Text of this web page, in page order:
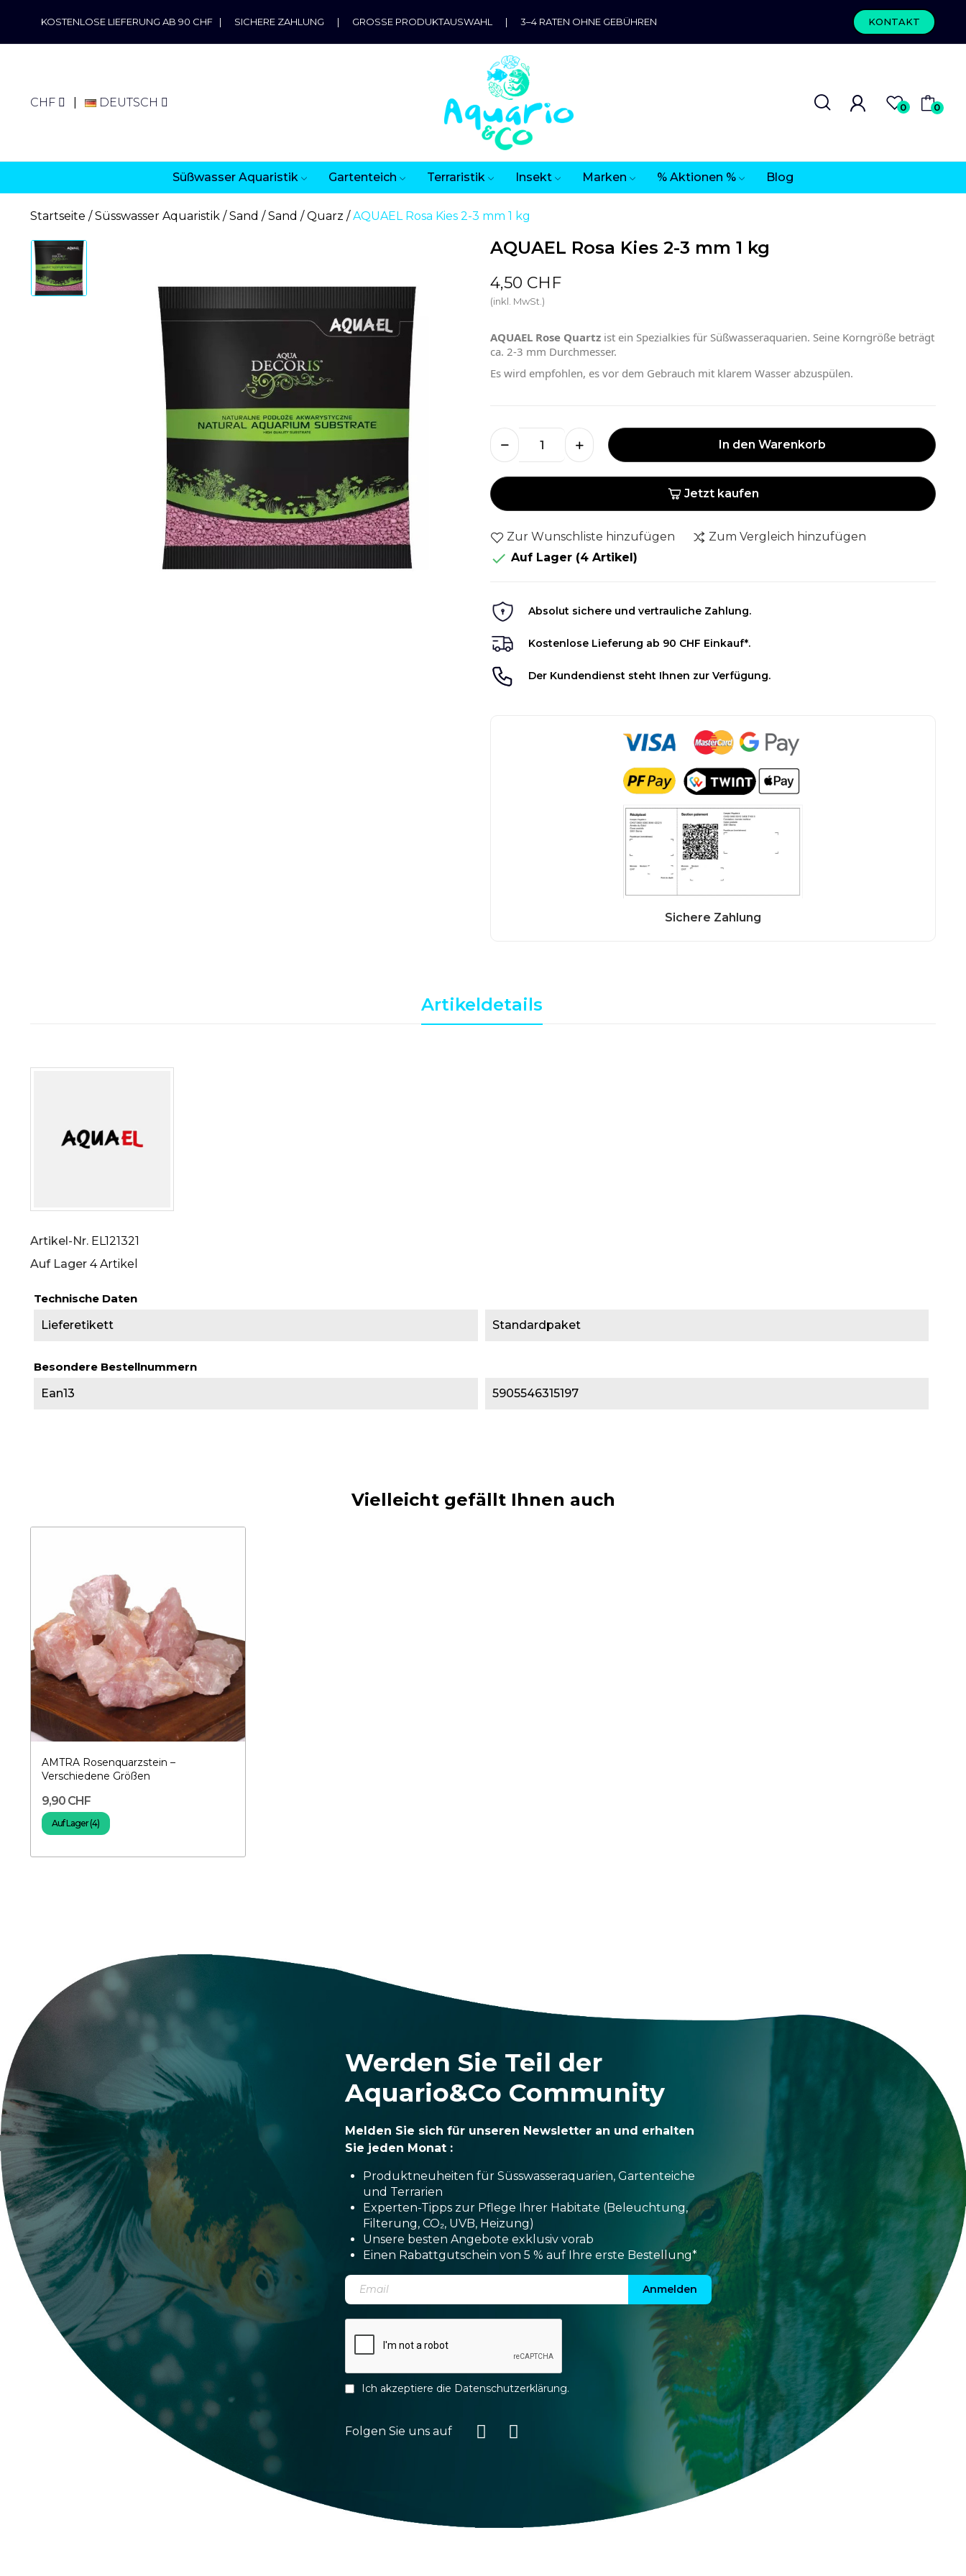
KOSTENLOSE LIEFERUNG AB 90 CHF | SICHERE ZAHLUNG | GROSSE PRODUKTAUSWAHL | 3–4 RATEN OHNE GEBÜHREN KONTAKT
CHF DEUTSCH 0 0
Süßwasser Aquaristik Gartenteich Terraristik Insekt Marken % Aktionen % Blog
Startseite Süsswasser Aquaristik Sand Sand / Quarz AQUAEL Rosa Kies 2-3 mm 1 kg
AQUAEL Rosa Kies 2-3 mm 1 kg
4,50 CHF
(inkl. MwSt.)
AQUAEL Rose Quartz ist ein Spezialkies für Süßwasseraquarien. Seine Korngröße beträgt
ca. 2-3 mm Durchmesser.
Es wird empfohlen, es vor dem Gebrauch mit klarem Wasser abzuspülen.
In den Warenkorb
Jetzt kaufen
Zur Wunschliste hinzufügen Zum Vergleich hinzufügen
 Auf Lager (4 Artikel)
Absolut sichere und vertrauliche Zahlung.
Kostenlose Lieferung ab 90 CHF Einkauf*.
Der Kundendienst steht Ihnen zur Verfügung.
Artikeldetails
Artikel-Nr. EL121321
Auf Lager 4 Artikel
Technische Daten
Lieferetikett
Standardpaket
Besondere Bestellnummern
Ean13
5905546315197
Vielleicht gefällt Ihnen auch
AMTRA Rosenquarzstein –
Verschiedene Größen
9,90 CHF
Auf Lager (4)
Werden Sie Teil der
Aquario&Co Community
Melden Sie sich für unseren Newsletter an und erhalten
Sie jeden Monat :
Produktneuheiten für Süsswasseraquarien, Gartenteiche
und Terrarien
Experten-Tipps zur Pflege Ihrer Habitate (Beleuchtung,
Filterung, CO₂, UVB, Heizung)
Unsere besten Angebote exklusiv vorab
Einen Rabattgutschein von 5 % auf Ihre erste Bestellung*
Anmelden
Ich akzeptiere die Datenschutzerklärung.
Folgen Sie uns auf